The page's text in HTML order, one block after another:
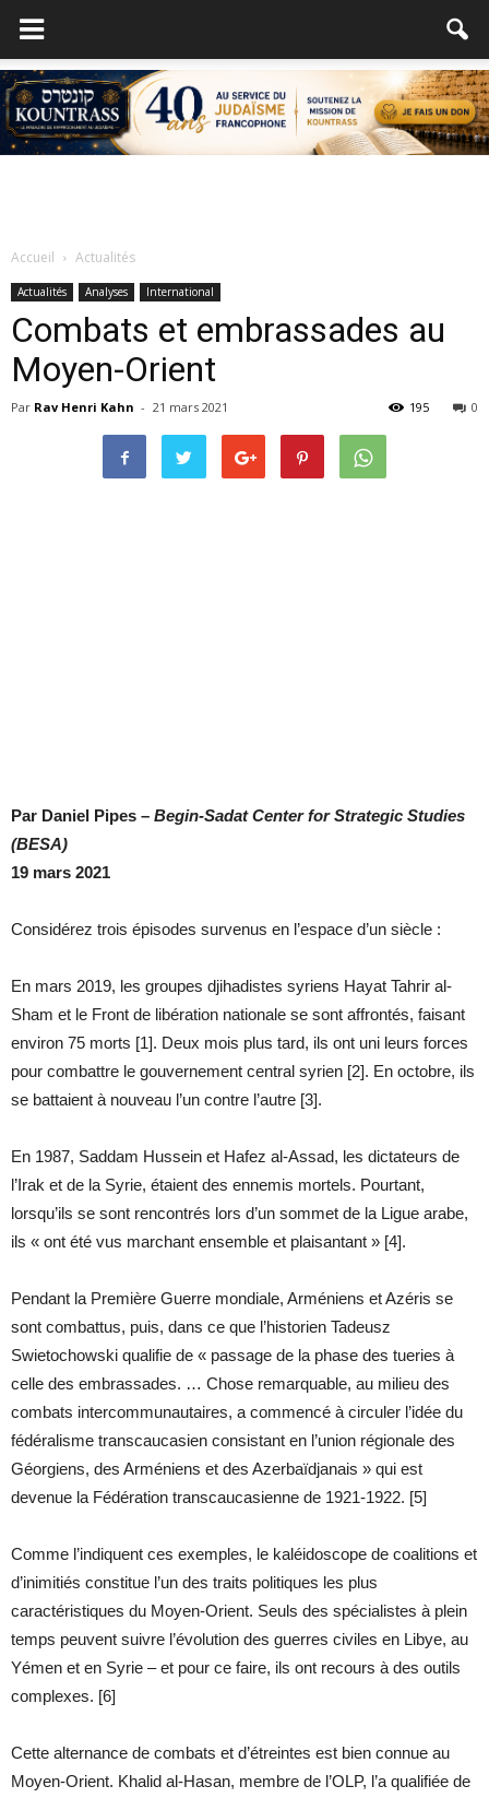
Accueil Actualités
Actualités Analyses International
Combats et embrassades au
Moyen-Orient
Par Rav Henri Kahn - 21 mars 2021 0
195
Par Daniel Pipes – Begin-Sadat Center for Strategic Studies
(BESA)
19 mars 2021
Considérez trois épisodes survenus en l’espace d’un siècle :
En mars 2019, les groupes djihadistes syriens Hayat Tahrir al-
Sham et le Front de libération nationale se sont affrontés, faisant
environ 75 morts [1]. Deux mois plus tard, ils ont uni leurs forces
pour combattre le gouvernement central syrien [2]. En octobre, ils
se battaient à nouveau l’un contre l’autre [3].
En 1987, Saddam Hussein et Hafez al-Assad, les dictateurs de
l’Irak et de la Syrie, étaient des ennemis mortels. Pourtant,
lorsqu’ils se sont rencontrés lors d’un sommet de la Ligue arabe,
ils « ont été vus marchant ensemble et plaisantant » [4].
Pendant la Première Guerre mondiale, Arméniens et Azéris se
sont combattus, puis, dans ce que l’historien Tadeusz
Swietochowski qualifie de « passage de la phase des tueries à
celle des embrassades. … Chose remarquable, au milieu des
combats intercommunautaires, a commencé à circuler l’idée du
fédéralisme transcaucasien consistant en l’union régionale des
Géorgiens, des Arméniens et des Azerbaïdjanais » qui est
devenue la Fédération transcaucasienne de 1921-1922. [5]
Comme l’indiquent ces exemples, le kaléidoscope de coalitions et
d’inimitiés constitue l’un des traits politiques les plus
caractéristiques du Moyen-Orient. Seuls des spécialistes à plein
temps peuvent suivre l’évolution des guerres civiles en Libye, au
Yémen et en Syrie – et pour ce faire, ils ont recours à des outils
complexes. [6]
Cette alternance de combats et d’étreintes est bien connue au
Moyen-Orient. Khalid al-Hasan, membre de l’OLP, l’a qualifiée de